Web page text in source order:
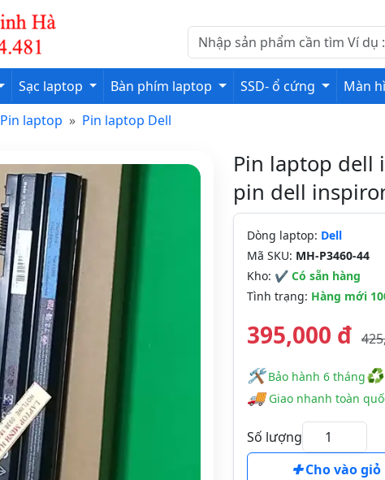
Sạc laptop Bàn phím laptop SSD- ổ cứng Màn
Pin laptop Pin laptop Dell
Pin laptop dell
pin dell
Dòng laptop: Dell
Mã SKU: MH-P3460-44
Kho: ✔ Có sẵn hàng
Tình trạng: Hàng mới
395,000 đ
🛠️️ Bảo hành 6 tháng♻
🚚Giao nhanh toàn
Số lượng
Cho vào giỏ